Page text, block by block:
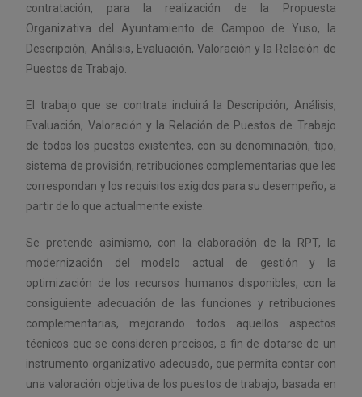
contratación, para la realización de la Propuesta
Organizativa del Ayuntamiento de Campoo de Yuso, la
Descripción, Análisis, Evaluación, Valoración y la Relación de
Puestos de Trabajo.
El trabajo que se contrata incluirá la Descripción, Análisis,
Evaluación, Valoración y la Relación de Puestos de Trabajo
de todos los puestos existentes, con su denominación, tipo,
sistema de provisión, retribuciones complementarias que les
correspondan y los requisitos exigidos para su desempeño, a
partir de lo que actualmente existe.
Se pretende asimismo, con la elaboración de la RPT, la
modernización del modelo actual de gestión y la
optimización de los recursos humanos disponibles, con la
consiguiente adecuación de las funciones y retribuciones
complementarias, mejorando todos aquellos aspectos
técnicos que se consideren precisos, a fin de dotarse de un
instrumento organizativo adecuado, que permita contar con
una valoración objetiva de los puestos de trabajo, basada en